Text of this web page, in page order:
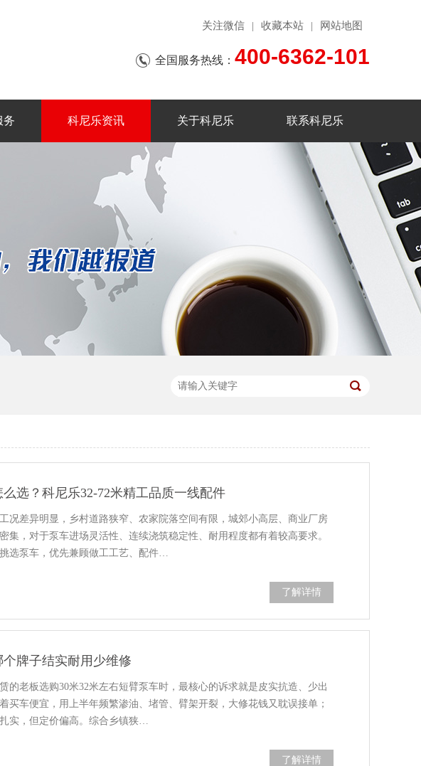
关注微信 收藏本站 网站地图
全国服务热线： 400-6362-101
务 科尼乐资讯 关于科尼乐 联系科尼乐
选？科尼乐32-72米精工品质一线配件
况差异明显，乡村道路狭窄、农家院落空间有限，城郊小高层、商业厂房
集，对于泵车进场灵活性、连续浇筑稳定性、耐用程度都有着较高要求。
选泵车，优先兼顾做工工艺、配件…
了解详情
个牌子结实耐用少维修
的老板选购30米32米左右短臂泵车时，最核心的诉求就是皮实抗造、少出
买车便宜，用上半年频繁渗油、堵管、臂架开裂，大修花钱又耽误接单；
实，但定价偏高。综合乡镇狭…
了解详情